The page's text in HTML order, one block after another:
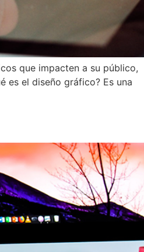
que impacten a su público,
es el diseño gráfico? Es una